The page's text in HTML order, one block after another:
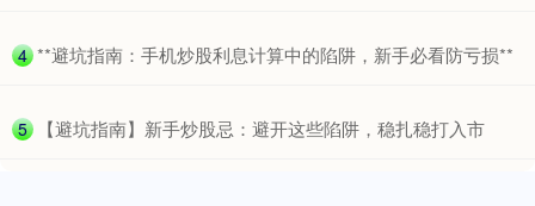
4 ​**避坑指南：手机炒股利息计算中的陷阱，新手必看防亏损**
5 ​【避坑指南】新手炒股忌：避开这些陷阱，稳扎稳打入市